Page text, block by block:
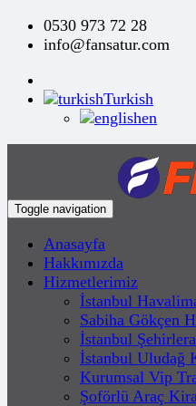
0530 973 72 28
info@fansatur.com
Turkish
en
Toggle navigation
Anasayfa
Hakkımızda
Hizmetlerimiz
İstanbul
Sabiha Gökçen
İstanbul
İstanbul Uludağ
Kurumsal Vip
Şoförlü Araç